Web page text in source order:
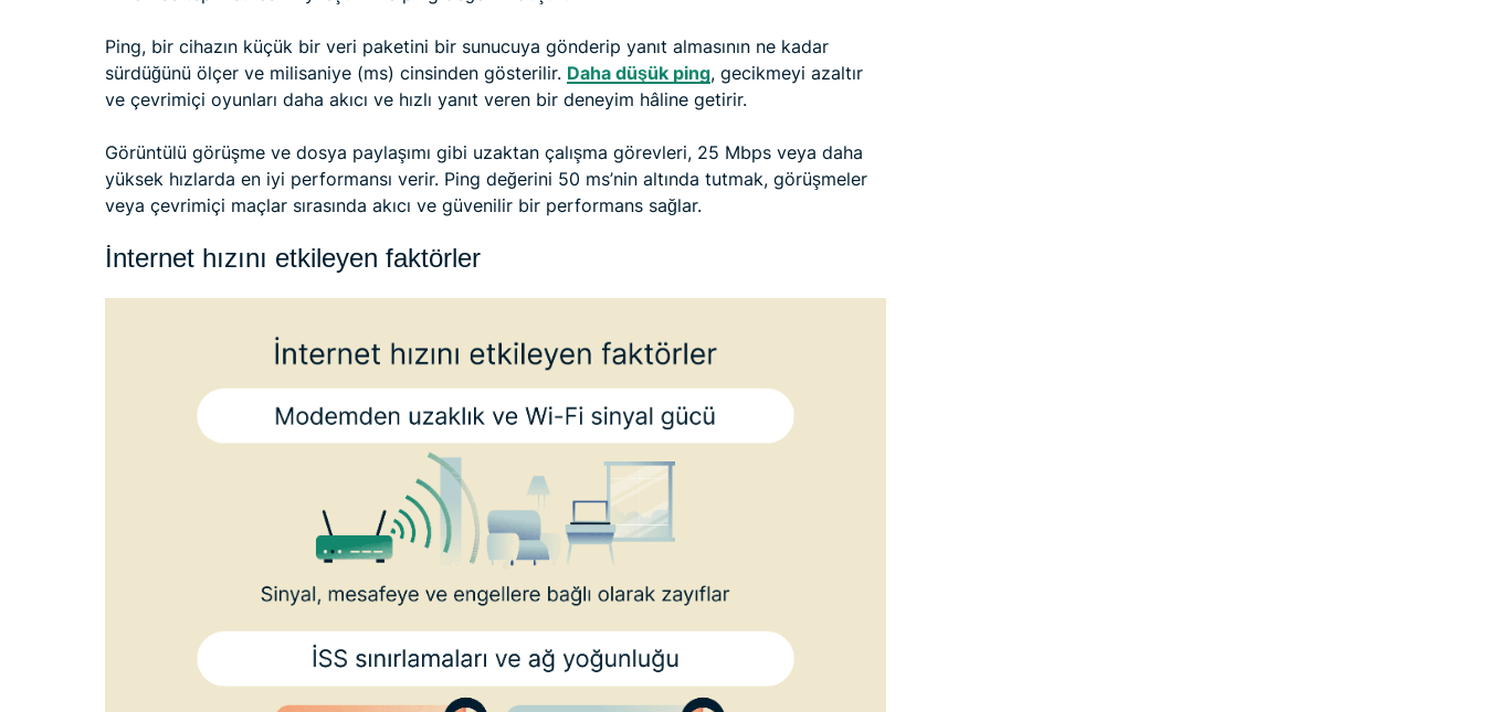
Ping, bir cihazın küçük bir veri paketini bir sunucuya gönderip yanıt almasının ne kadar
sürdüğünü ölçer ve milisaniye (ms) cinsinden gösterilir. Daha düşük ping, gecikmeyi azaltır
ve çevrimiçi oyunları daha akıcı ve hızlı yanıt veren bir deneyim hâline getirir.
Görüntülü görüşme ve dosya paylaşımı gibi uzaktan çalışma görevleri, 25 Mbps veya daha
yüksek hızlarda en iyi performansı verir. Ping değerini 50 ms’nin altında tutmak, görüşmeler
veya çevrimiçi maçlar sırasında akıcı ve güvenilir bir performans sağlar.
İnternet hızını etkileyen faktörler